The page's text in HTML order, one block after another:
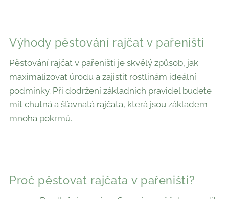
Výhody pěstování rajčat v pařeništi
Pěstování rajčat v pařeništi je skvělý způsob, jak
maximalizovat úrodu a zajistit rostlinám ideální
podmínky. Při dodržení základních pravidel budete
mít chutná a šťavnatá rajčata, která jsou základem
mnoha pokrmů.
Proč pěstovat rajčata v pařeništi?